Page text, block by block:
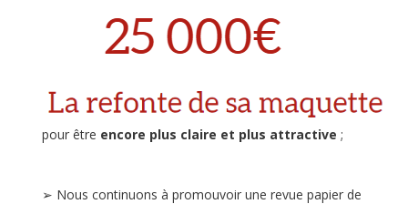
pour être encore plus claire et plus attractive ;
➢ Nous continuons à promouvoir une revue papier de